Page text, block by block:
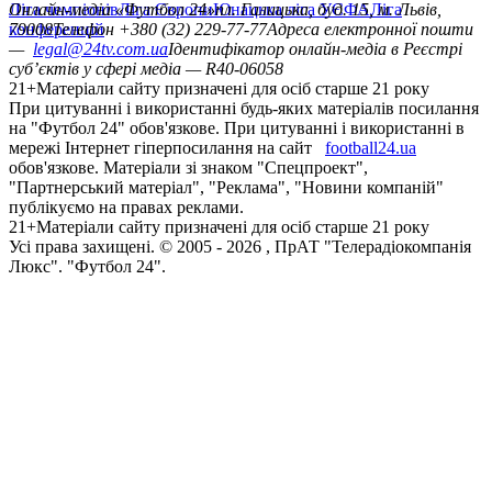
Ліга чемпіонівЛіга ЄвропиЮнацька ліга УЄФАЛіга
конференцій
Онлайн-медіа «Футбол 24»пл. Галицька, буд. 15, м. Львів,
79008Телефон +380 (32) 229-77-77Адреса електронної пошти
— legal@24tv.com.uaІдентифікатор онлайн-медіа в Реєстрі
суб’єктів у сфері медіа — R40-06058
21+Матеріали сайту призначені для осіб старше 21 року
При цитуванні і використанні будь-яких матеріалів посилання
на "Футбол 24" обов'язкове. При цитуванні і використанні в
мережі Інтернет гіперпосилання на сайт
football24.ua
обов'язкове. Матеріали зі знаком "Спецпроект",
"Партнерський матеріал", "Реклама", "Новини компаній"
публікуємо на правах реклами.
21+Матеріали сайту призначені для осіб старше 21 року
Усi права захищенi. © 2005 - 2026 , ПрАТ "Телерадіокомпанія
Люкс". "Футбол 24".